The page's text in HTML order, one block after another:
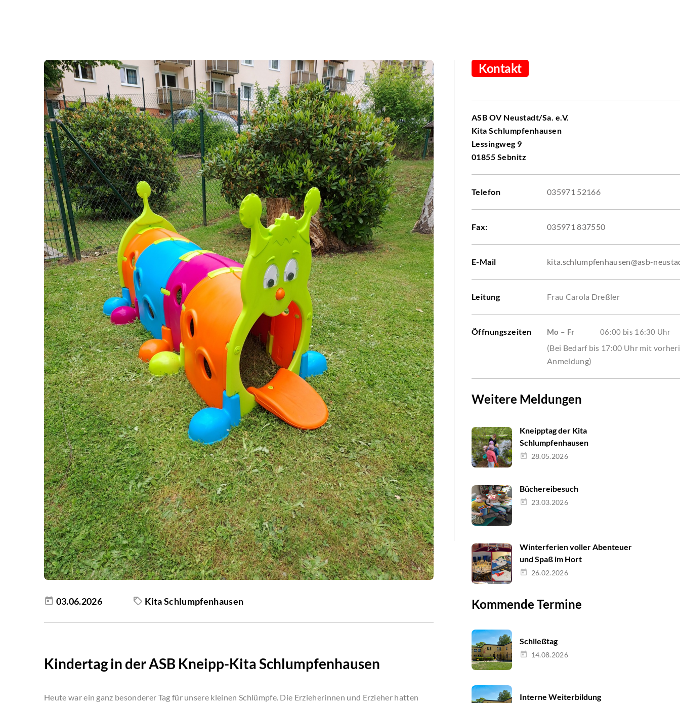
Kontakt
ASB OV Neustadt/Sa. e.V.
Kita Schlumpfenhausen
Lessingweg 9
01855 Sebnitz
Telefon 035971 52166
Fax: 035971 837550
E-Mail kita.schlumpfenhausen@asb-
Leitung Frau Carola Dreßler
Öffnungszeiten Mo – Fr 06:00 bis 16:30 Uhr
(Bei Bedarf bis 17:00 Uhr mit
Anmeldung)
Weitere Meldungen
Kneipptag der Kita
Schlumpfenhausen
28.05.2026
Büchereibesuch
23.03.2026
Winterferien voller Abenteuer
und Spaß im Hort
26.02.2026
Kommende Termine
Schließtag
14.08.2026
Interne Weiterbildung
03.06.2026 Kita Schlumpfenhausen
Kindertag in der ASB Kneipp-Kita Schlumpfenhausen
Heute war ein ganz besonderer Tag für unsere kleinen Schlümpfe. Die Erzieherinnen und Erzieher hatten